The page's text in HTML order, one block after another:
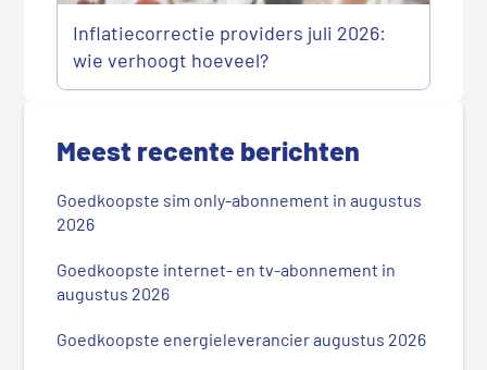
Inflatiecorrectie providers juli 2026:
wie verhoogt hoeveel?
Meest recente berichten
Goedkoopste sim only-abonnement in augustus
2026
Goedkoopste internet- en tv-abonnement in
augustus 2026
Goedkoopste energieleverancier augustus 2026